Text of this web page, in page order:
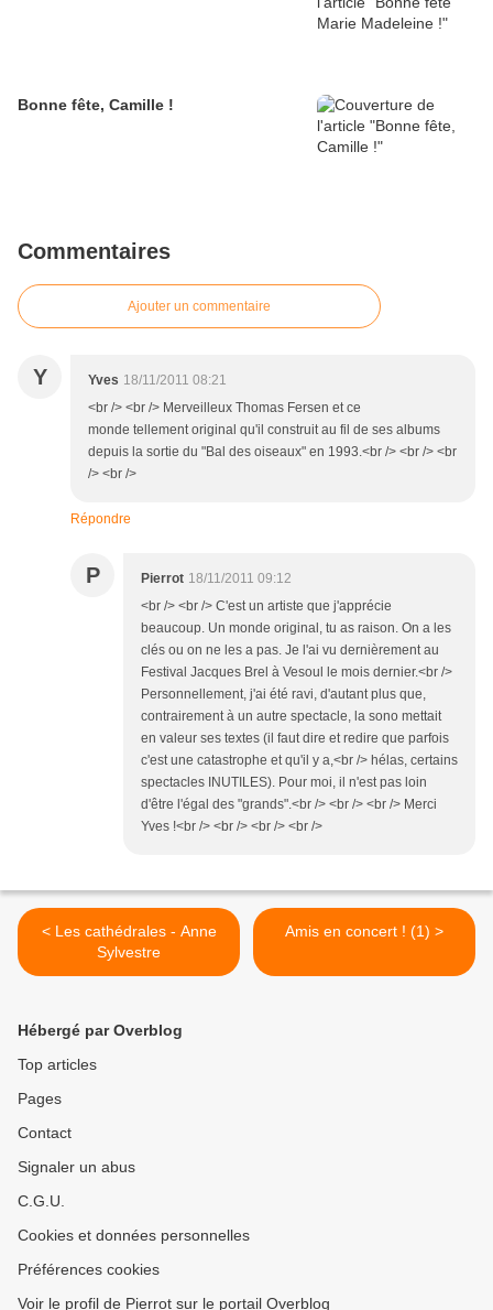
Bonne fête, Camille !
Commentaires
Ajouter un commentaire
Y Yves 18/11/2011 08:21
<br /> <br /> Merveilleux Thomas Fersen et ce
monde tellement original qu'il construit au fil de ses albums
depuis la sortie du "Bal des oiseaux" en 1993.<br /> <br /> <br
/> <br />
Répondre
P Pierrot 18/11/2011 09:12
<br /> <br /> C'est un artiste que j'apprécie
beaucoup. Un monde original, tu as raison. On a les
clés ou on ne les a pas. Je l'ai vu dernièrement au
Festival Jacques Brel à Vesoul le mois dernier.<br />
Personnellement, j'ai été ravi, d'autant plus que,
contrairement à un autre spectacle, la sono mettait
en valeur ses textes (il faut dire et redire que parfois
c'est une catastrophe et qu'il y a,<br /> hélas, certains
spectacles INUTILES). Pour moi, il n'est pas loin
d'être l'égal des "grands".<br /> <br /> <br /> Merci
Yves !<br /> <br /> <br /> <br />
< Les cathédrales - Anne
Sylvestre
Amis en concert ! (1) >
Hébergé par Overblog
Top articles
Pages
Contact
Signaler un abus
C.G.U.
Cookies et données personnelles
Préférences cookies
Voir le profil de Pierrot sur le portail Overblog